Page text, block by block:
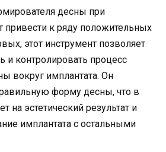
десны при
привести к ряду положительных
этот инструмент позволяет
и контролировать процесс
вокруг имплантата. Он
форму десны, что в
на эстетический результат и
имплантата с остальными